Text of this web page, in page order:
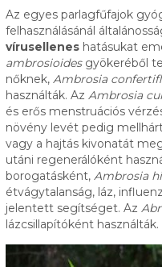
Az egyes parlagfűfajok
felhasználásánál
víruselleneshatásukat
ambrosioidesgyökeréből
nőknek, Ambrosia
használták. Az Ambrosia
és erős menstruációs
növény levét pedig
vagy a hajtás kivonatát
utáni regenerálóként
borogatásként,Ambrosia
étvágytalanság, láz,
jelentett segítséget. Az
lázcsillapítóként használták.